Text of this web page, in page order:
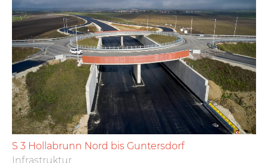
S 3 Hollabrunn Nord bis Guntersdorf
Infrastruktur